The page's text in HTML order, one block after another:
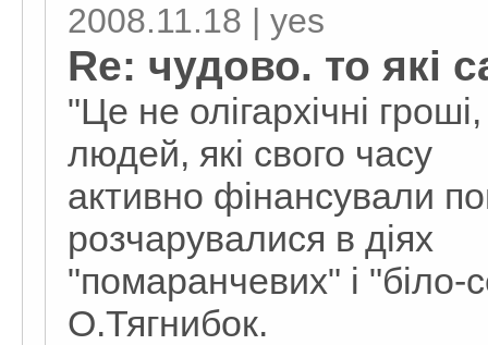
2008.11.18 | yes
Re: чудово. то які
"Це не олігархічні
людей, які свого часу
активно фінансували
розчарувалися в діях
"помаранчевих" і "біло-
О.Тягнибок.